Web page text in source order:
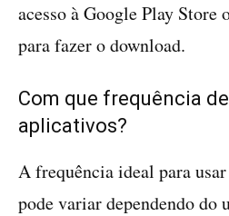
acesso à Google Play Store
para fazer o download.
Com que frequência
aplicativos?
A frequência ideal para
pode variar dependendo do